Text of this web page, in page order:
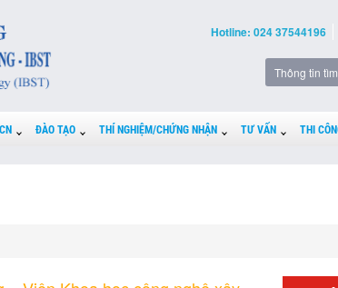
Hotline: 024 37544196
ĐÀO TẠO THÍ NGHIỆM/CHỨNG NHẬN TƯ VẤN THI